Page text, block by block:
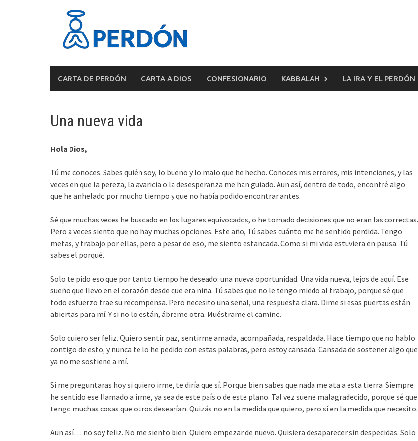
CARTA DE PERDÓN CARTA A DIOS CONFESIONARIO KABBALAH LA IRA Y EL PERDÓN
Una nueva vida
Hola Dios,
Tú me conoces. Sabes quién soy, lo bueno y lo malo que he hecho. Conoces mis errores, mis intenciones, y las
veces en que la pereza, la avaricia o la desesperanza me han guiado. Aun así, dentro de todo, encontré algo
que he anhelado por mucho tiempo y que no había podido encontrar antes.
Sé que muchas veces he buscado en los lugares equivocados, o he tomado decisiones que no eran las correctas.
Pero a veces siento que no hay muchas opciones. Este año, Tú sabes cuánto me he sentido perdida. Tengo
metas, y trabajo por ellas, pero a pesar de eso, me siento estancada. Como si mi vida estuviera en pausa. Tú
sabes el porqué.
Solo te pido eso que por tanto tiempo he deseado: una nueva oportunidad. Una vida nueva, lejos de aquí. Ese
sueño que llevo en el corazón desde que era niña. Tú sabes que no le tengo miedo al trabajo, porque sé que
todo esfuerzo trae su recompensa. Pero necesito una señal, una respuesta clara. Dime si esas puertas están
abiertas para mí. Y si no lo están, ábreme otra. Muéstrame el camino.
Solo quiero ser feliz. Quiero sentir paz, sentirme amada, acompañada, respaldada. Hace tiempo que no hablo
contigo de esto, y nunca te lo he pedido con estas palabras, pero estoy cansada. Cansada de sostener algo que
ya no me sostiene a mí.
Si me preguntaras hoy si quiero irme, te diría que sí. Porque bien sabes que nada me ata a esta tierra. Siempre
he sentido ese llamado a irme, ya sea de este país o de este plano. Tal vez suene malagradecido, porque sé que
tengo muchas cosas que otros desearían. Quizás no en la medida que quiero, pero sí en la medida que necesito.
Aun así… no soy feliz. No me siento bien. Quiero empezar de nuevo. Quisiera desaparecer sin despedidas. Solo